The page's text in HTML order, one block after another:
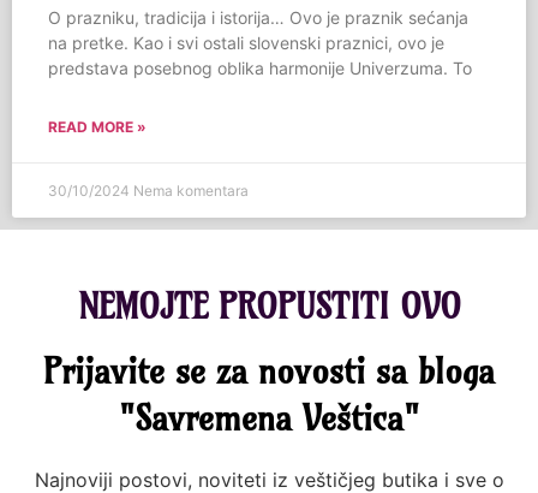
O prazniku, tradicija i istorija… Ovo je praznik sećanja
na pretke. Kao i svi ostali slovenski praznici, ovo je
predstava posebnog oblika harmonije Univerzuma. To
READ MORE »
30/10/2024 Nema komentara
NEMOJTE PROPUSTITI OVO
Prijavite se za novosti sa bloga
"Savremena Veštica"
Najnoviji postovi, noviteti iz veštičjeg butika i sve o